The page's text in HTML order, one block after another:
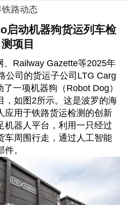
铁路动态
启动机器狗货运列车检
测项目
、Railway Gazette等2025年
公司的货运子公司LTG Carg
一项机器狗（Robot Dog）
，如图2所示。这是波罗的海
应用于铁路货运检测的创新
机器人平台，利用一只经过
车周围行走，通过人工智能
。